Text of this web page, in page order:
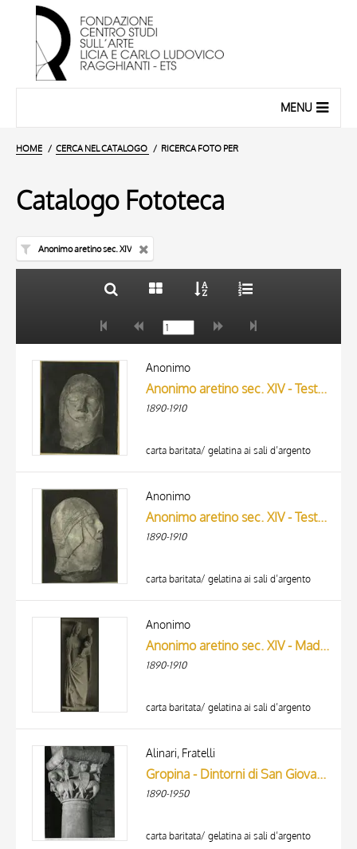
MENU
HOME CERCA NEL CATALOGO RICERCA FOTO PER
Catalogo Fototeca
Anonimo aretino sec. XIV
AUTORE
MATERIA E TECNICA
20 RISULTATI
Anonimo
Anonimo aretino sec. XIV - Testa di guerriero
1890-1910
carta baritata/ gelatina ai sali d’argento
Anonimo
Anonimo aretino sec. XIV - Testa di guerriero
1890-1910
carta baritata/ gelatina ai sali d’argento
Anonimo
Anonimo aretino sec. XIV - Madonna con Bambino
1890-1910
carta baritata/ gelatina ai sali d’argento
Alinari, Fratelli
Gropina - Dintorni di San Giovanni Valdarno. (Toscana). Chiesa Parrocchiale. Un capitello. (X secolo).
1890-1950
carta baritata/ gelatina ai sali d’argento